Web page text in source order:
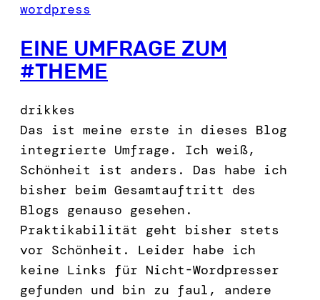
wordpress
EINE UMFRAGE ZUM
#THEME
drikkes
Das ist meine erste in dieses Blog
integrierte Umfrage. Ich weiß,
Schönheit ist anders. Das habe ich
bisher beim Gesamtauftritt des
Blogs genauso gesehen.
Praktikabilität geht bisher stets
vor Schönheit. Leider habe ich
keine Links für Nicht-Wordpresser
gefunden und bin zu faul, andere